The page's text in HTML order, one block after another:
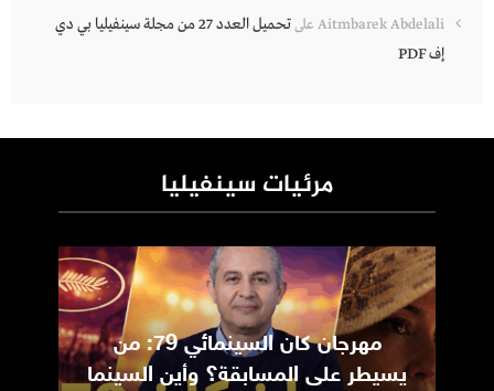
Aitmbarek Abdelali على
تحميل العدد 27 من مجلة سينفيليا بي دي
إف PDF
مرئيات سينفيليا
مهرجان كان السينمائي 79: من
يسيطر على المسابقة؟ وأين السينما